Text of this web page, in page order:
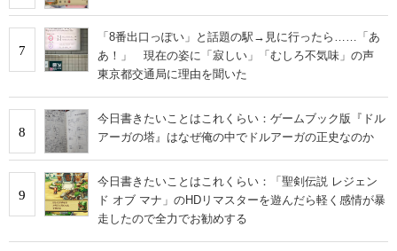
7
「8番出口っぽい」と話題の駅→見に行ったら……「あ
あ！」 現在の姿に「寂しい」「むしろ不気味」の声
東京都交通局に理由を聞いた
8
今日書きたいことはこれくらい：ゲームブック版『ドル
アーガの塔』はなぜ俺の中でドルアーガの正史なのか
9
今日書きたいことはこれくらい：「聖剣伝説 レジェン
ド オブ マナ」のHDリマスターを遊んだら軽く感情が暴
走したので全力でお勧めする